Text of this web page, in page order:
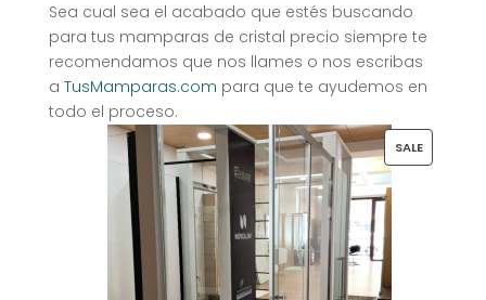
Sea cual sea el acabado que estés buscando
para tus mamparas de cristal precio siempre te
recomendamos que nos llames o nos escribas
a TusMamparas.com para que te ayudemos en
todo el proceso.
SALEPRODUCT